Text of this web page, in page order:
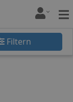
Filtern